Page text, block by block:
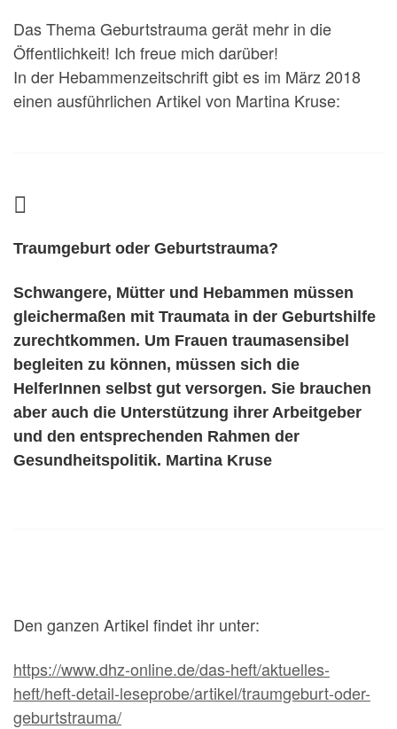
Das Thema Geburtstrauma gerät mehr in die
Öffentlichkeit! Ich freue mich darüber!
In der Hebammenzeitschrift gibt es im März 2018
einen ausführlichen Artikel von Martina Kruse:
Traumgeburt oder Geburtstrauma?
Schwangere, Mütter und Hebammen müssen
gleichermaßen mit Traumata in der Geburtshilfe
zurechtkommen. Um Frauen traumasensibel
begleiten zu können, müssen sich die
HelferInnen selbst gut versorgen. Sie brauchen
aber auch die Unterstützung ihrer Arbeitgeber
und den entsprechenden Rahmen der
Gesundheitspolitik. Martina Kruse
Den ganzen Artikel findet ihr unter:
https://www.dhz-online.de/das-heft/aktuelles-
heft/heft-detail-leseprobe/artikel/traumgeburt-oder-
geburtstrauma/